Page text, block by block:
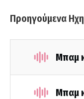
Προηγούμενα
Μπαμ
Μπαμ